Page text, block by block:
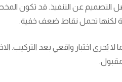
عن التنفيذ. قد تكون
لكنها تحمل نقاط ضعف خفية.
يُجرى اختبار واقعي بعد التركيب.